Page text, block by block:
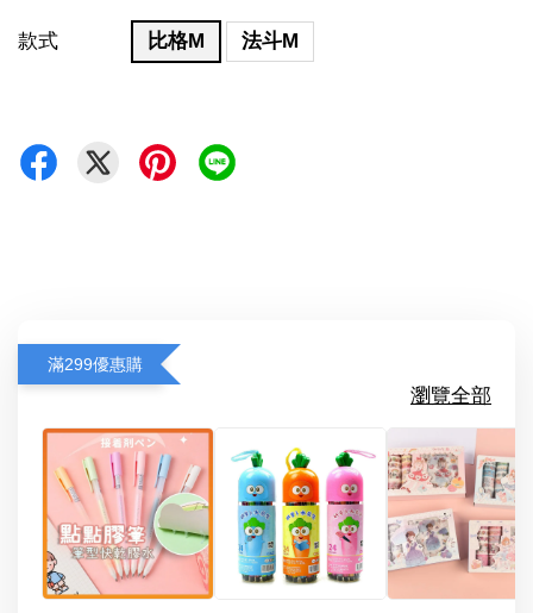
款式 比格M 法斗M
滿299優惠購
瀏覽全部